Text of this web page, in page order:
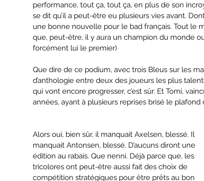
performance, tout ça, tout ça, en plus de son
se dit qu’il a peut-être eu plusieurs vies avant.
une bonne nouvelle pour le bad français. Tout le
que, peut-être, il y aura un champion du monde
forcément lui le premier)
Que dire de ce podium, avec trois Bleus sur les
d’anthologie entre deux des joueurs les plus
qui vont encore progresser, c’est sûr. Et Tomi,
années, ayant à plusieurs reprises brisé le plafond
Alors oui, bien sûr, il manquait Axelsen, blessé. Il
manquait Antonsen, blessé. D’aucuns diront une
édition au rabais. Que nenni. Déjà parce que, les
tricolores ont peut-être aussi fait des choix de
compétition stratégiques pour être prêts au bon